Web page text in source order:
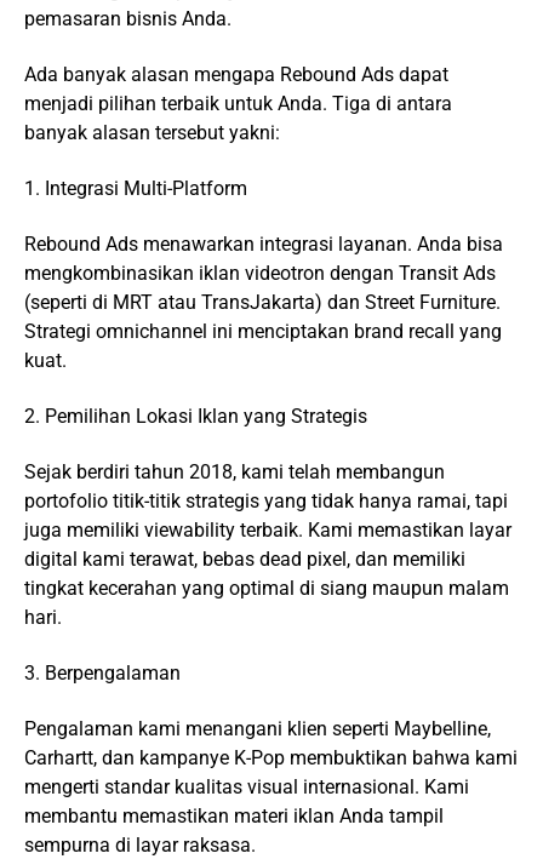
pemasaran bisnis Anda.
Ada banyak alasan mengapa Rebound Ads dapat
menjadi pilihan terbaik untuk Anda. Tiga di antara
banyak alasan tersebut yakni:
1. Integrasi Multi-Platform
Rebound Ads menawarkan integrasi layanan. Anda bisa
mengkombinasikan iklan videotron dengan Transit Ads
(seperti di MRT atau TransJakarta) dan Street Furniture.
Strategi omnichannel ini menciptakan brand recall yang
kuat.
2. Pemilihan Lokasi Iklan yang Strategis
Sejak berdiri tahun 2018, kami telah membangun
portofolio titik-titik strategis yang tidak hanya ramai, tapi
juga memiliki viewability terbaik. Kami memastikan layar
digital kami terawat, bebas dead pixel, dan memiliki
tingkat kecerahan yang optimal di siang maupun malam
hari.
3. Berpengalaman
Pengalaman kami menangani klien seperti Maybelline,
Carhartt, dan kampanye K-Pop membuktikan bahwa kami
mengerti standar kualitas visual internasional. Kami
membantu memastikan materi iklan Anda tampil
sempurna di layar raksasa.